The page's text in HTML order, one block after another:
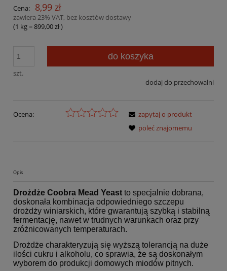
Cena: 8,99 zł
zawiera 23% VAT, bez kosztów dostawy
(1 kg=899,00 zł)
szt.
do koszyka
dodaj do przechowalni
Ocena:
zapytaj o produkt
poleć znajomemu
Opis
Drożdże Coobra Mead Yeast to specjalnie dobrana,
doskonała kombinacja odpowiedniego szczepu
drożdży winiarskich, które gwarantują szybką i stabilną
fermentację, nawet w trudnych warunkach oraz przy
zróżnicowanych temperaturach.
Drożdże charakteryzują się wyższą tolerancją na duże
ilości cukru i alkoholu, co sprawia, że są doskonałym
wyborem do produkcji domowych miodów pitnych.